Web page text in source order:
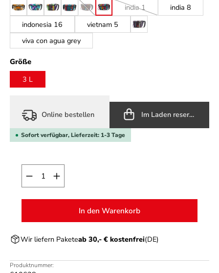
ghana 22ghana 25guatemala 1
guatemala 11
guatemala 13
(Diese Option ist zurzeit nicht verfügbar.)
guatemala 14
india 1
(Diese Option ist zurzeit nicht
india 8
indonesia 16
vietnam 5
vietnam 6
viva con agua grey
Größeauswählen
3 L
Online bestellen Im Laden reservieren
Sofort verfügbar, Lieferzeit: 1-3 Tage
Produkt Anzahl: Gib den gewünschten Wert
In den Warenkorb
Wir liefern Paketeab 30,- € kostenfrei(DE)
Produktnummer: